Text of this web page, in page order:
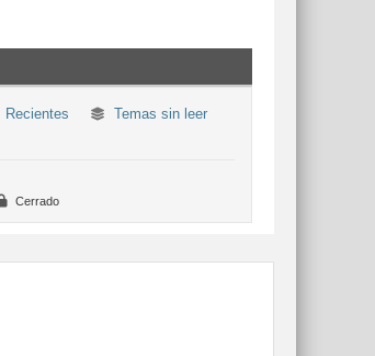
Recientes
Temas sin leer
Cerrado